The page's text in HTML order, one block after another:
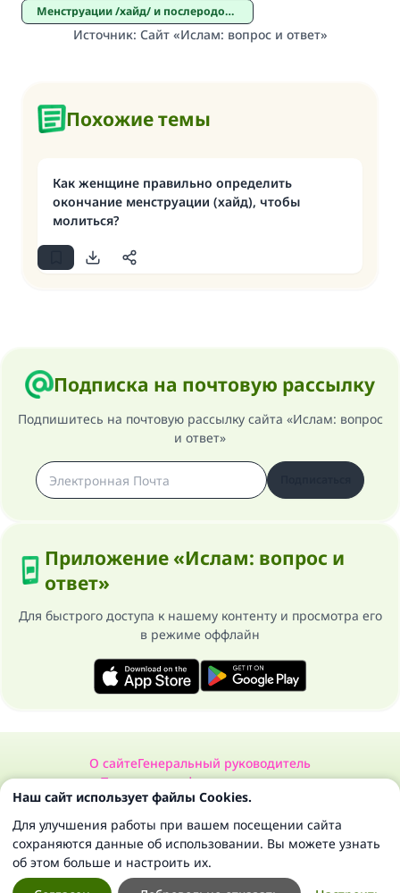
Менструации /хайд/ и послеродовые кровотечения /нифас/
Источник: Сайт «Ислам: вопрос и ответ»
Похожие темы
Как женщине правильно определить
окончание менструации (хайд), чтобы
молиться?
Подписка на почтовую рассылку
Подпишитесь на почтовую рассылку сайта «Ислам: вопрос
и ответ»
Приложение «Ислам: вопрос и
ответ»
Для быстрого доступа к нашему контенту и просмотра его
в режиме оффлайн
О сайтеГенеральный руководитель
Политика конфиденциальности
Сайт «Ислам: вопрос и ответ». Все права защищены 1997-2025 ©
Наш сайт использует файлы Cookies.
Для улучшения работы при вашем посещении сайта
сохраняются данные об использовании. Вы можете узнать
об этом больше и настроить их.